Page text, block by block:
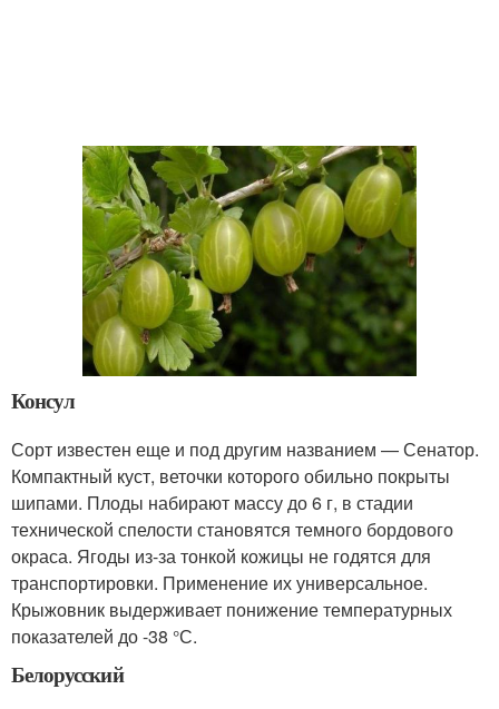
Консул
Сорт известен еще и под другим названием — Сенатор.
Компактный куст, веточки которого обильно покрыты
шипами. Плоды набирают массу до 6 г, в стадии
технической спелости становятся темного бордового
окраса. Ягоды из-за тонкой кожицы не годятся для
транспортировки. Применение их универсальное.
Крыжовник выдерживает понижение температурных
показателей до -38 °С.
Белорусский